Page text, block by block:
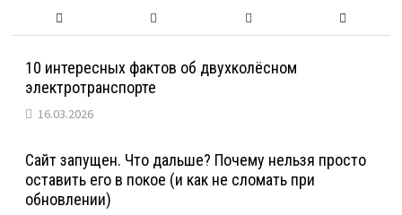
10 интересных фактов об двухколёсном
электротранспорте
16.03.2026
Сайт запущен. Что дальше? Почему нельзя просто
оставить его в покое (и как не сломать при
обновлении)